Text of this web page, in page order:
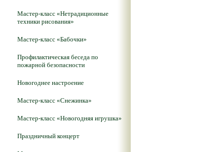
Мастер-класс «Нетрадиционные
техники рисования»
Мастер-класс «Бабочки»
Профилактическая беседа по
пожарной безопасности
Новогоднее настроение
Мастер-класс «Снежинка»
Мастер-класс «Новогодняя игрушка»
Праздничный концерт